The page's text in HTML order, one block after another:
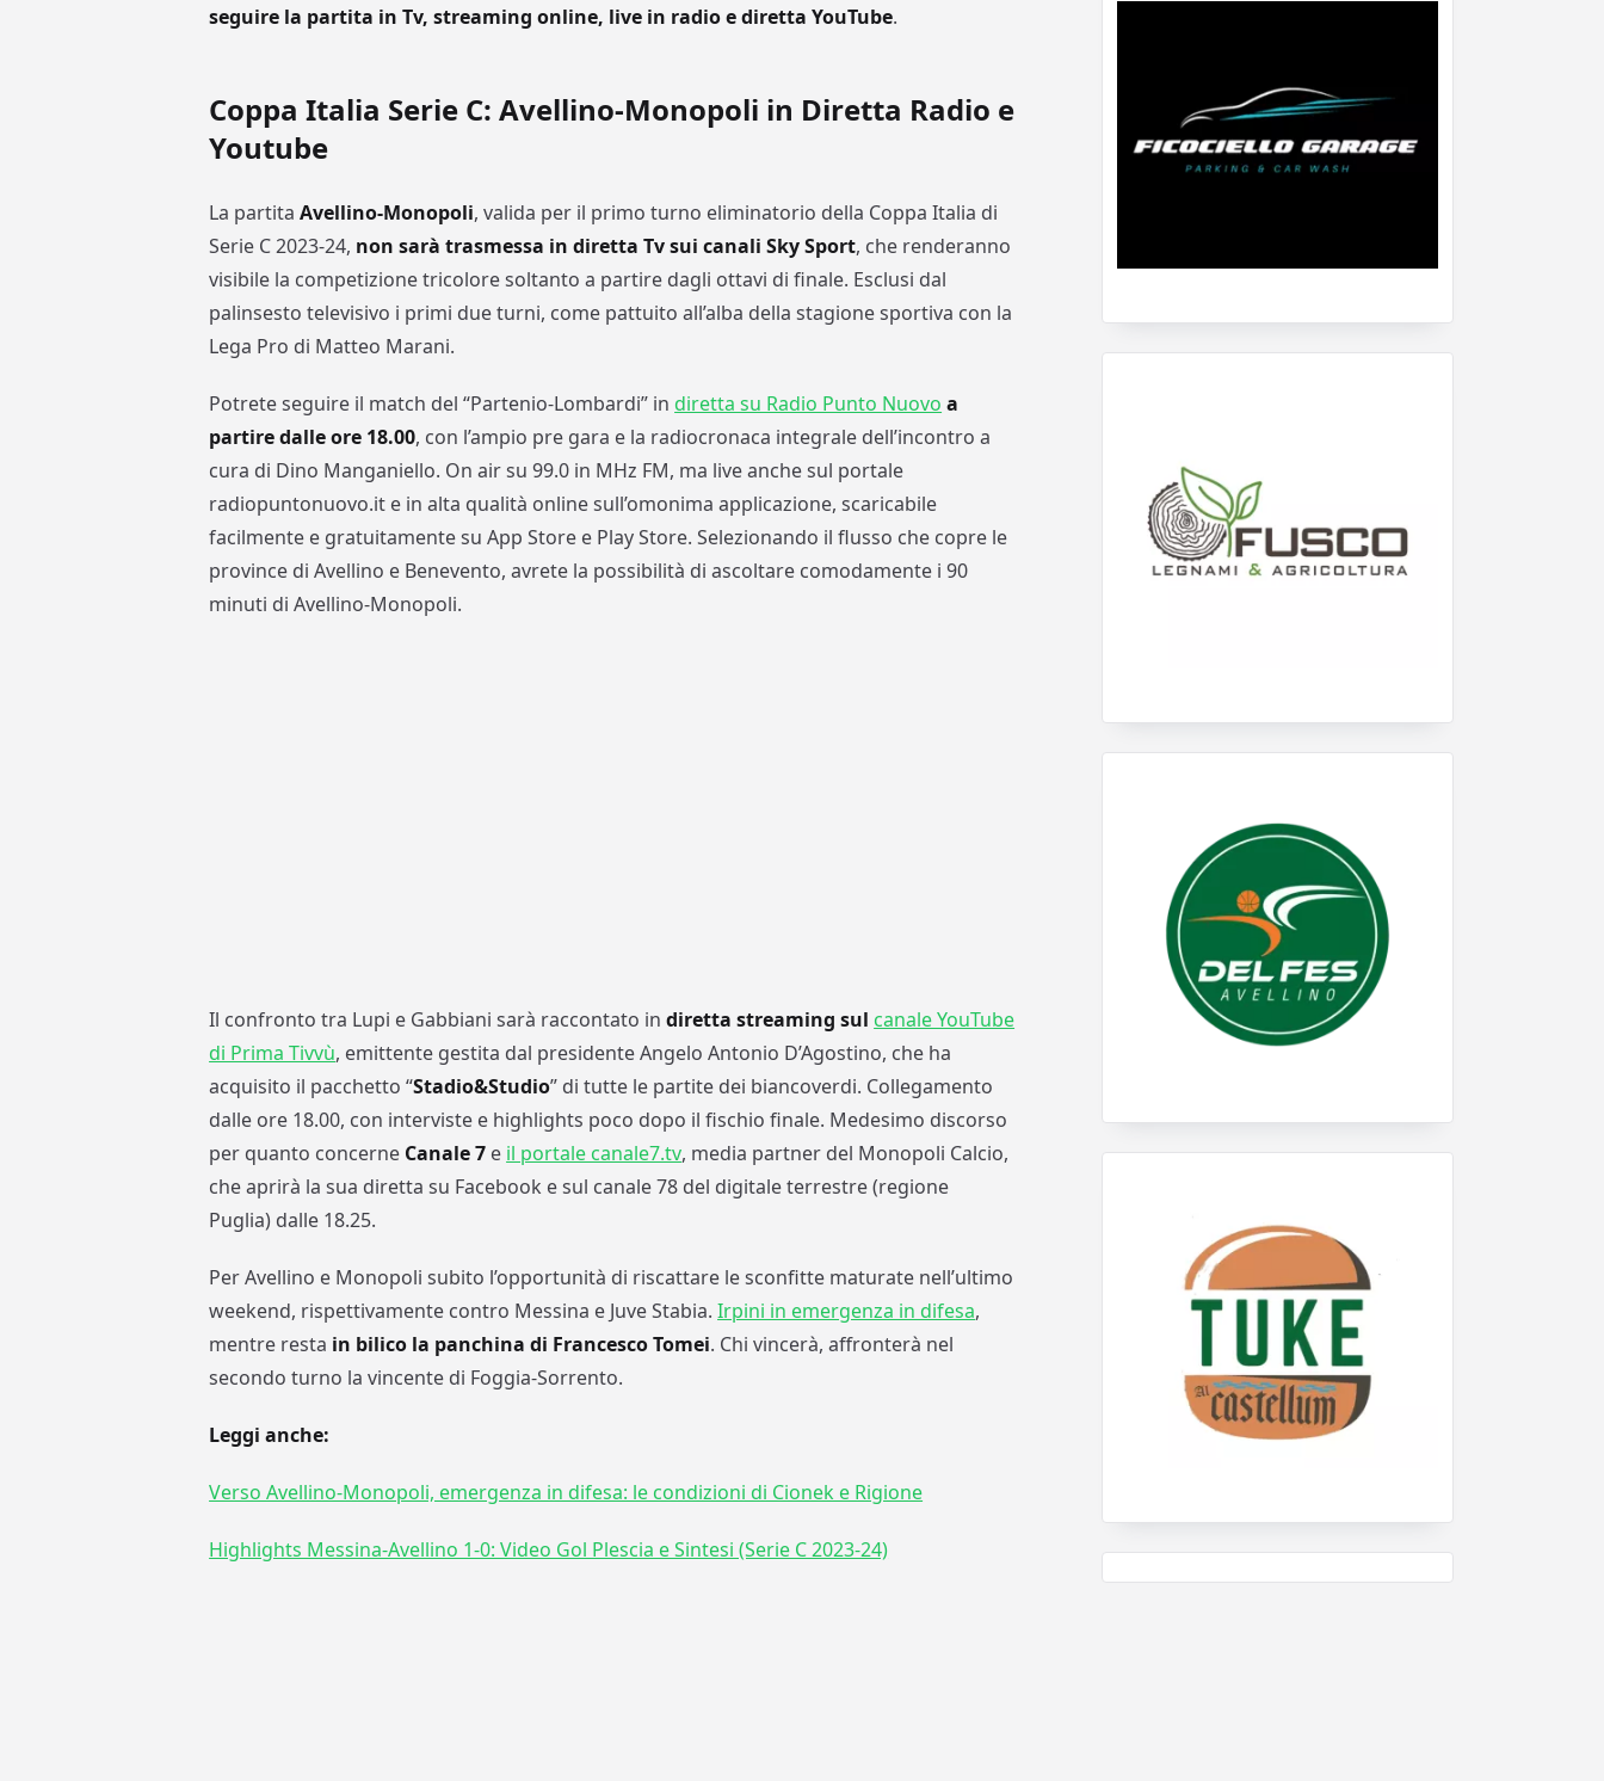
seguire la partita in Tv, streaming online, live in radio e diretta YouTube.
Coppa Italia Serie C: Avellino-Monopoli in Diretta Radio e
Youtube
La partitaAvellino-Monopoli, valida per il primo turno eliminatorio della Coppa Italia di
Serie C 2023-24, non sarà trasmessa in diretta Tv sui canali Sky Sport, che renderanno
visibile la competizione tricolore soltanto a partire dagli ottavi di finale. Esclusi dal
palinsesto televisivo i primi due turni, come pattuito all’alba della stagione sportiva con la
Lega Pro di Matteo Marani.
Potrete seguire il match del “Partenio-Lombardi” indiretta su Radio Punto Nuovo a
partire dalle ore 18.00, con l’ampio pre gara e la radiocronaca integrale dell’incontro a
cura di Dino Manganiello. On air su 99.0 in MHz FM, ma live anche sul portale
radiopuntonuovo.it e in alta qualità online sull’omonima applicazione, scaricabile
facilmente e gratuitamente su App Store e Play Store. Selezionando il flusso che copre le
province di Avellino e Benevento, avrete la possibilità di ascoltare comodamente i 90
minuti di Avellino-Monopoli.
Il confronto tra Lupi e Gabbiani sarà raccontato indiretta streaming sul canale YouTube
di Prima Tivvù, emittente gestita dal presidente Angelo Antonio D’Agostino, che ha
acquisito il pacchetto “Stadio&Studio” di tutte le partite dei biancoverdi. Collegamento
dalle ore 18.00, con interviste e highlights poco dopo il fischio finale. Medesimo discorso
per quanto concerne Canale 7 e il portale canale7.tv, media partner del Monopoli Calcio,
che aprirà la sua diretta su Facebook e sul canale 78 del digitale terrestre (regione
Puglia) dalle 18.25.
Per Avellino e Monopoli subito l’opportunità di riscattare le sconfitte maturate nell’ultimo
weekend, rispettivamente contro Messina e Juve Stabia.Irpini in emergenza in difesa,
mentre resta in bilico la panchina di Francesco Tomei. Chi vincerà, affronterà nel
secondo turno la vincente di Foggia-Sorrento.
Leggi anche:
Verso Avellino-Monopoli, emergenza in difesa: le condizioni di Cionek e Rigione
Highlights Messina-Avellino 1-0: Video Gol Plescia e Sintesi (Serie C 2023-24)